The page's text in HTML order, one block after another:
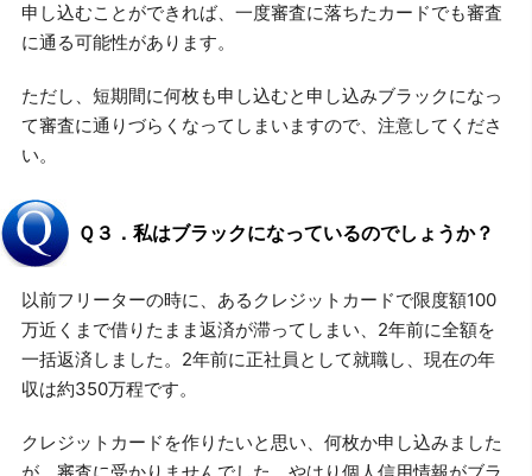
申し込むことができれば、一度審査に落ちたカードでも審査
に通る可能性があります。
ただし、短期間に何枚も申し込むと申し込みブラックになっ
て審査に通りづらくなってしまいますので、注意してくださ
い。
Ｑ３．私はブラックになっているのでしょうか？
以前フリーターの時に、あるクレジットカードで限度額100
万近くまで借りたまま返済が滞ってしまい、2年前に全額を
一括返済しました。2年前に正社員として就職し、現在の年
収は約350万程です。
クレジットカードを作りたいと思い、何枚か申し込みました